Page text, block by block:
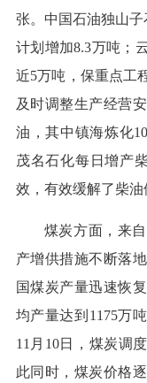
张。中国石油独山子
计划增加8.3万吨；
近5万吨，保重点工
及时调整生产经营
油，其中镇海炼化
茂名石化每日增产
效，有效缓解了柴油
煤炭方面，来
产增供措施不断落
国煤炭产量迅速恢
均产量达到1175万
11月10日，煤炭调
此同时，煤炭价格